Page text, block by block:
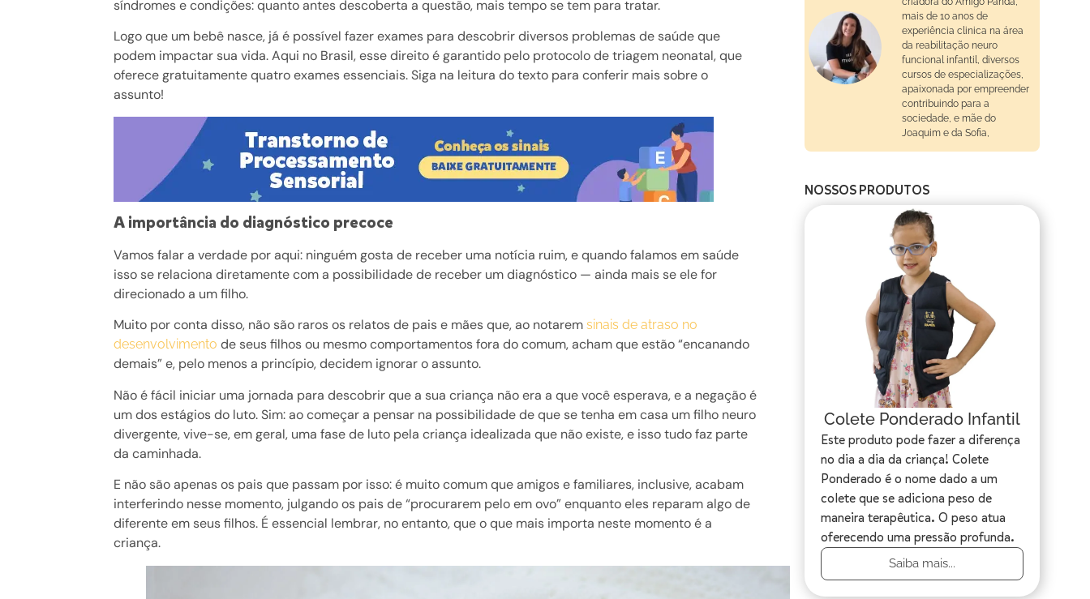
síndromes e condições: quanto antes descoberta a questão, mais tempo se tem para tratar.
Logo que um bebê nasce, já é possível fazer exames para descobrir diversos problemas de saúde que
podem impactar sua vida. Aqui no Brasil, esse direito é garantido pelo protocolo detriagem neonatal,que
oferece gratuitamente quatro exames essenciais. Siga na leitura do texto para conferir mais sobre o
assunto!
A importância do diagnóstico precoce
Vamos falar a verdade por aqui: ninguém gosta de receber uma notícia ruim, e quando falamos em saúde
isso se relaciona diretamente com a possibilidade de receber um diagnóstico — ainda mais se ele for
direcionado a um filho.
Muito por conta disso, não são raros os relatos de pais e mães que, ao notaremsinais de atraso no
desenvolvimento de seus filhos ou mesmo comportamentos fora do comum, acham que estão “encanando
demais” e, pelo menos a princípio, decidem ignorar o assunto.
Não é fácil iniciar uma jornada para descobrir que a sua criança não era a que você esperava, e a negação é
um dos estágios do luto. Sim: ao começar a pensar na possibilidade de que se tenha em casa um filho neuro
divergente, vive-se, em geral, uma fase de luto pela criança idealizada que não existe, e isso tudo faz parte
da caminhada.
E não são apenas os pais que passam por isso: é muito comum que amigos e familiares, inclusive, acabam
interferindo nesse momento, julgando os pais de “procurarem pelo em ovo” enquanto eles reparam algo de
diferente em seus filhos. É essencial lembrar, no entanto, que o que mais importa neste momento é a
criança.
mais de 10 anos de
experiência clinica na área
da reabilitação neuro
funcional infantil, diversos
cursos de especializações,
apaixonada por empreender
contribuindo para a
sociedade, e mãe do
Joaquim e da Sofia,
NOSSOS PRODUTOS
Colete Ponderado Infantil
Este produto pode fazer a diferença
no dia a dia da criança! Colete
Ponderado é o nome dado a um
colete que se adiciona peso de
maneira terapêutica. O peso atua
oferecendo uma pressão profunda.
Saiba mais...